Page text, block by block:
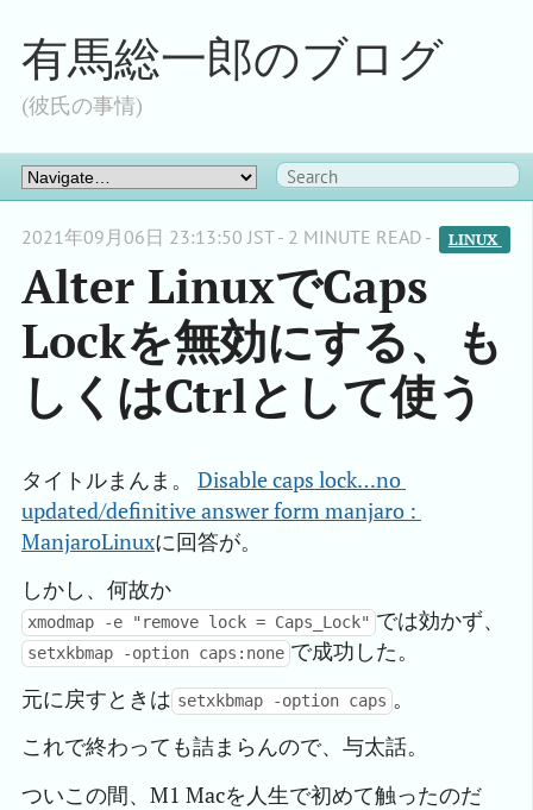
有馬総一郎のブログ
(彼氏の事情)
2021年09月06日 23:13:50 JST - 2 MINUTE READ - LINUX
Alter LinuxでCaps
Lockを無効にする、も
しくはCtrlとして使う
タイトルまんま。 Disable caps lock…no
updated/definitive answer form manjaro :
ManjaroLinuxに回答が。
しかし、何故か
xmodmap -e "remove lock = Caps_Lock" では効かず、
setxkbmap -option caps:none で成功した。
元に戻すときは setxkbmap -option caps 。
これで終わっても詰まらんので、与太話。
ついこの間、M1 Macを人生で初めて触ったのだ